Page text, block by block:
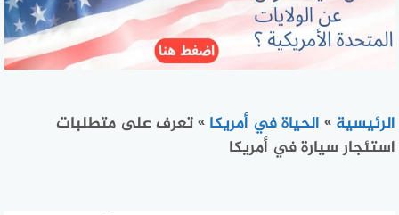
الرئيسية » الحياة في أمريكا »تعرف على متطلبات
استئجار سيارة في أمريكا